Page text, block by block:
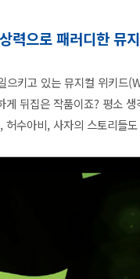
력으로 패러디한 뮤
으키고 있는 뮤지컬 위키드
뒤집은 작품이죠? 평소
수아비, 사자의 스토리들